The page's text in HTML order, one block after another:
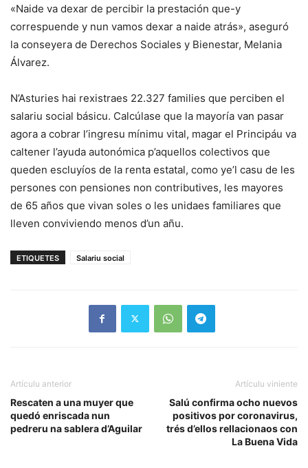
«Naide va dexar de percibir la prestación que-y
correspuende y nun vamos dexar a naide atrás», aseguró
la conseyera de Derechos Sociales y Bienestar, Melania
Álvarez.
N’Asturies hai rexistraes 22.327 families que perciben el
salariu social básicu. Calcúlase que la mayoría van pasar
agora a cobrar l’ingresu mínimu vital, magar el Principáu va
caltener l’ayuda autonómica p’aquellos colectivos que
queden escluyíos de la renta estatal, como ye’l casu de les
persones con pensiones non contributives, les mayores
de 65 años que vivan soles o les unidaes familiares que
lleven conviviendo menos d’un añu.
ETIQUETES Salariu social
Artículu anterior
Rescaten a una muyer que
quedó enriscada nun
pedreru na sablera d’Aguilar
Artículu viniente
Salú confirma ocho nuevos
positivos por coronavirus,
trés d’ellos rellacionaos con
La Buena Vida